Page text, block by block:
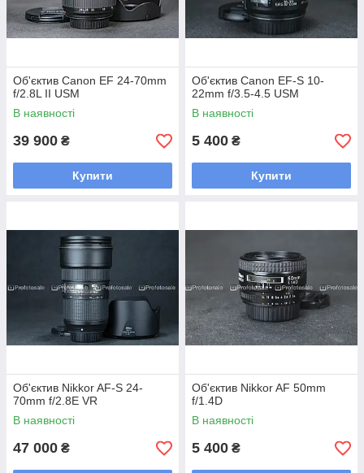
Об'єктив Canon EF 24-70mm
f/2.8L II USM
В наявності
39 900 ₴
Купити
Об'єктив Canon EF-S 10-
22mm f/3.5-4.5 USM
В наявності
5 400 ₴
Купити
Об'єктив Nikkor AF-S 24-
70mm f/2.8E VR
В наявності
47 000 ₴
Об'єктив Nikkor AF 50mm
f/1.4D
В наявності
5 400 ₴